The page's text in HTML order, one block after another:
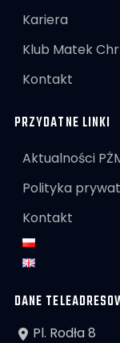
Kariera
Klub Matek
Kontakt
PRZYDATNE LINKI
Aktualności
Polityka
Kontakt
DANE
Pl. Rodła 8